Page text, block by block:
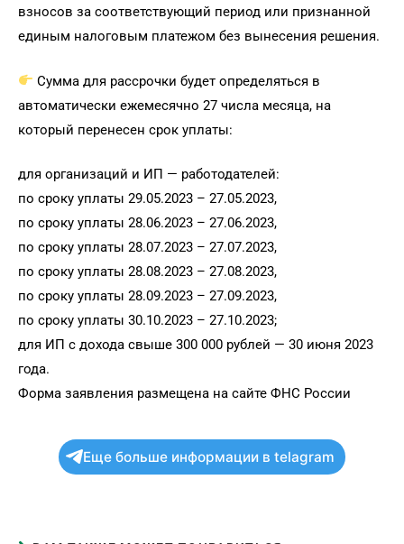
взносов за соответствующий период или признанной
единым налоговым платежом без вынесения решения.
Сумма для рассрочки будет определяться в
автоматически ежемесячно 27 числа месяца, на
который перенесен срок уплаты:
для организаций и ИП — работодателей:
по сроку уплаты 29.05.2023 – 27.05.2023,
по сроку уплаты 28.06.2023 – 27.06.2023,
по сроку уплаты 28.07.2023 – 27.07.2023,
по сроку уплаты 28.08.2023 – 27.08.2023,
по сроку уплаты 28.09.2023 – 27.09.2023,
по сроку уплаты 30.10.2023 – 27.10.2023;
для ИП с дохода свыше 300 000 рублей — 30 июня 2023
года.
Форма заявления размещена на сайте ФНС России
Еще больше информации в telagram